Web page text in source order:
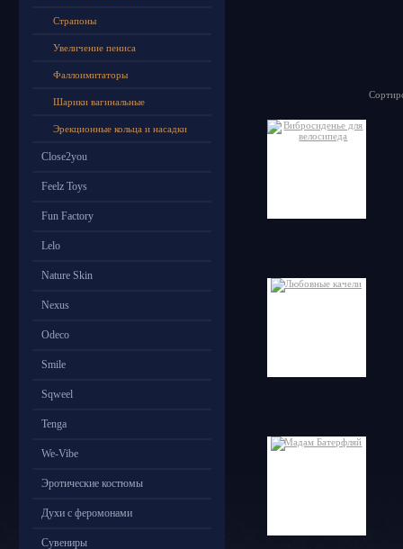
Страпоны
Увеличение пениса
Фаллоимитаторы
Шарики вагинальные
Эрекционные кольца и насадки
Close2you
Feelz Toys
Fun Factory
Lelo
Nature Skin
Nexus
Odeco
Smile
Sqweel
Tenga
We-Vibe
Эротические костюмы
Духи с феромонами
Сувениры